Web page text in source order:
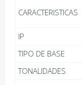
CARACTERISTICAS
IP
TIPO DE BASE
TONALIDADES